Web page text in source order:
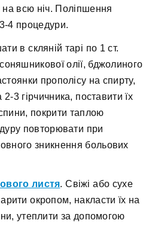
всю ніч. Поліпшення
4 процедури.
в скляній тарі по 1 ст.
олії, бджолиного
прополісу на спирту,
3 гірчичника, поставити їх
покрити таплою
повторювати при
зникнення больових
листя. Свіжі або сухе
окропом, накласти їх на
утеплити за допомогою